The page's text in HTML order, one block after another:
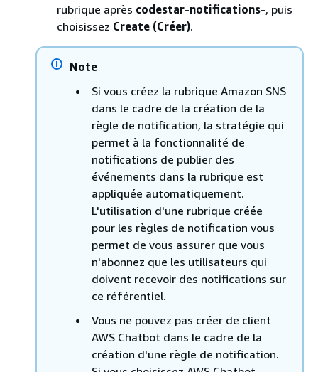
rubrique après codestar-notifications-, puis
choisissez Create (Créer).
Note
Si vous créez la rubrique Amazon SNS
dans le cadre de la création de la
règle de notification, la stratégie qui
permet à la fonctionnalité de
notifications de publier des
événements dans la rubrique est
appliquée automatiquement.
L'utilisation d'une rubrique créée
pour les règles de notification vous
permet de vous assurer que vous
n'abonnez que les utilisateurs qui
doivent recevoir des notifications sur
ce référentiel.
Vous ne pouvez pas créer de client
AWS Chatbot dans le cadre de la
création d'une règle de notification.